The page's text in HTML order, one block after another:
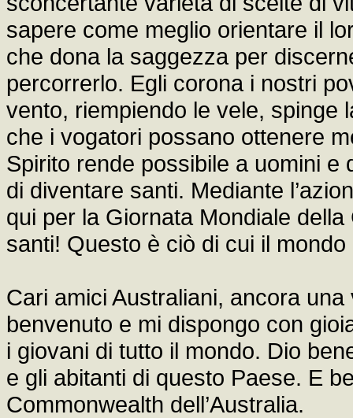
sapere come meglio orientare il
che dona la saggezza per
percorrerlo. Egli corona i nostri
vento, riempiendo le vele, spinge
che i vogatori possano ottenere
Spirito rende possibile a uomini
di diventare santi. Mediante
qui per la Giornata Mondiale
santi! Questo è ciò di cui il
Cari amici Australiani, ancora
benvenuto e mi dispongo con
i giovani di tutto il mondo. Dio
e gli abitanti di questo Paese. E
Commonwealth dell’Australia.